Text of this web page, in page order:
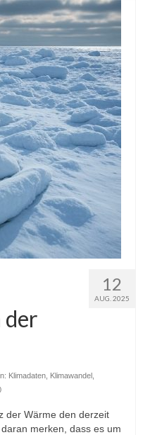
Kanadische
Wildnis
und umliegender
der Arktis
12
AUG. 2025
Klimadaten Klimawandel
der Wärme den derzeit
merken, dass es um